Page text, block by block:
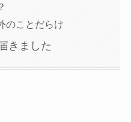
のことだらけ
きました